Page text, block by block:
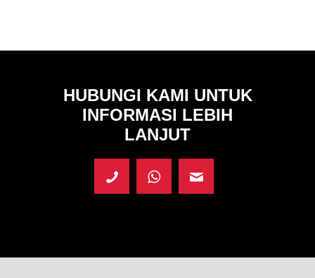
HUBUNGI KAMI UNTUK
INFORMASI LEBIH
LANJUT